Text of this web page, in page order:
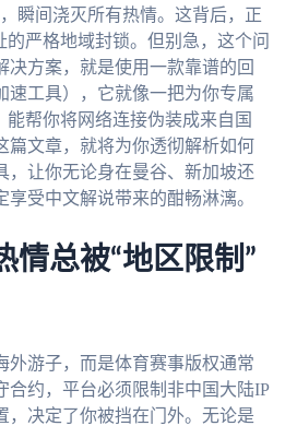
瞬间浇灭所有热情。这背后，正
严格地域封锁。但别急，这个问
决方案，就是使用一款靠谱的回
速工具），它就像一把为你专属
能帮你将网络连接伪装成来自国
篇文章，就将为你透彻解析如何
，让你无论身在曼谷、新加坡还
受中文解说带来的酣畅淋漓。
情总被“地区限制”
外游子，而是体育赛事版权通常
合约，平台必须限制非中国大陆IP
，决定了你被挡在门外。无论是